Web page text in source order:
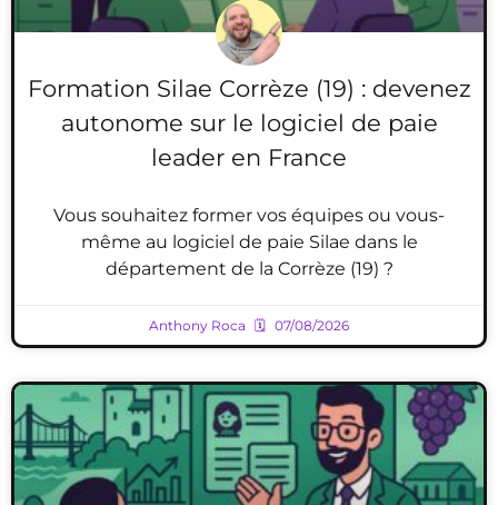
Formation Silae Corrèze (19) : devenez
autonome sur le logiciel de paie
leader en France
Vous souhaitez former vos équipes ou vous-
même au logiciel de paie Silae dans le
département de la Corrèze (19) ?
Anthony Roca 07/08/2026